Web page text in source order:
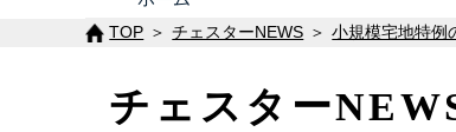
TOP チェスターNEWS 小規模宅地特例
チェスター